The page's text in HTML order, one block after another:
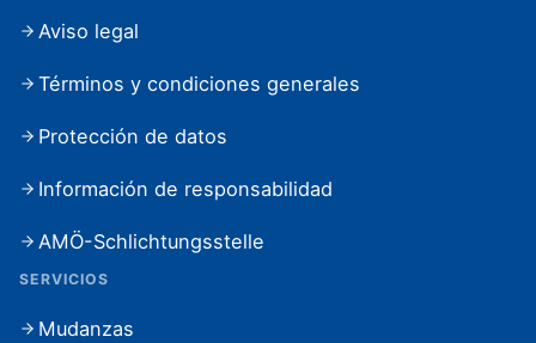
Aviso legal
Términos y condiciones generales
Protección de datos
Información de responsabilidad
AMÖ-Schlichtungsstelle
SERVICIOS
Mudanzas